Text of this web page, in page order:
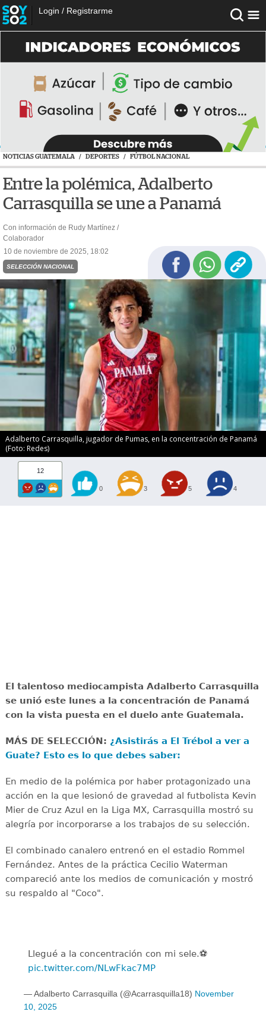
Login / Registrarme
NOTICIAS GUATEMALA / DEPORTES / FÚTBOL NACIONAL
Entre la polémica, Adalberto
Carrasquilla se une a Panamá
Con información de Rudy Martínez /
Colaborador
10 de noviembre de 2025, 18:02
SELECCIÓN NACIONAL
Adalberto Carrasquilla, jugador de Pumas, en la concentración de Panamá
(Foto: Redes)
12
0 3 5 4
El talentoso mediocampista Adalberto Carrasquilla
se unió este lunes a la concentración de Panamá
con la vista puesta en el duelo ante Guatemala.
MÁS DE SELECCIÓN: ¿Asistirás a El Trébol a ver a
Guate? Esto es lo que debes saber:
En medio de la polémica por haber protagonizado una
acción en la que lesionó de gravedad al futbolista Kevin
Mier de Cruz Azul en la Liga MX, Carrasquilla mostró su
alegría por incorporarse a los trabajos de su selección.
El combinado canalero entrenó en el estadio Rommel
Fernández. Antes de la práctica Cecilio Waterman
compareció ante los medios de comunicación y mostró
su respaldo al "Coco".
Llegué a la concentración con mi sele.⚽️
pic.twitter.com/NLwFkac7MP
— Adalberto Carrasquilla (@Acarrasquilla18) November
10, 2025